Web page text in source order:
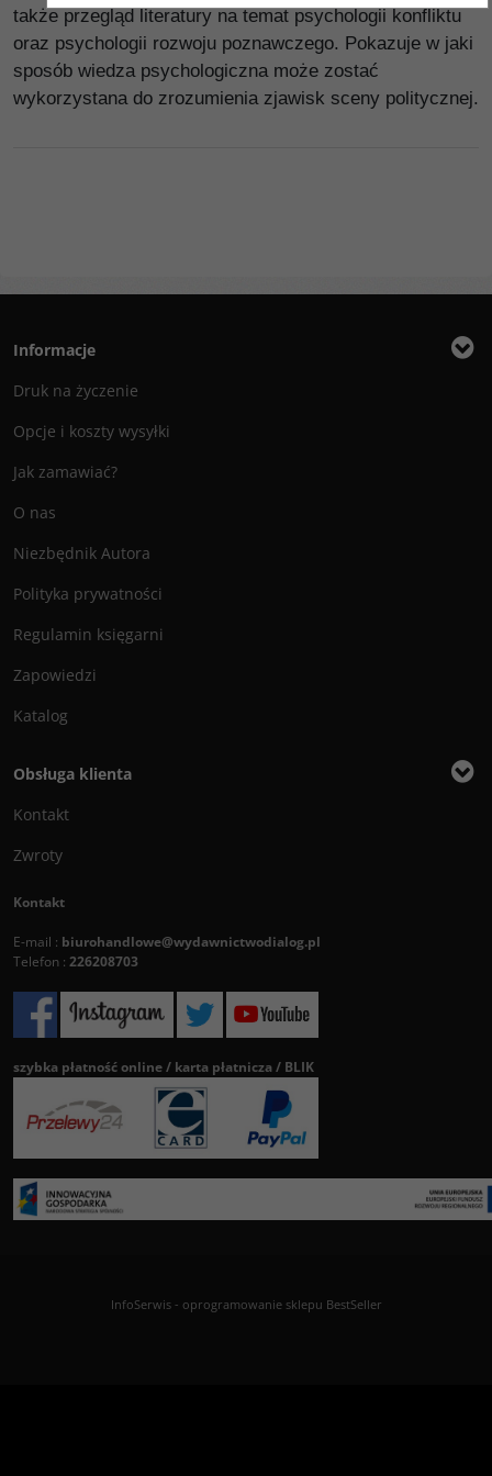
także przegląd literatury na temat psychologii konfliktu
oraz psychologii rozwoju poznawczego. Pokazuje w jaki
sposób wiedza psychologiczna może zostać
wykorzystana do zrozumienia zjawisk sceny politycznej.
Informacje
Druk na życzenie
Opcje i koszty wysyłki
Jak zamawiać?
O nas
Niezbędnik Autora
Polityka prywatności
Regulamin księgarni
Zapowiedzi
Katalog
Obsługa klienta
Kontakt
Zwroty
Kontakt
E-mail : biurohandlowe@wydawnictwodialog.pl
Telefon : 226208703
szybka płatność online / karta płatnicza / BLIK
InfoSerwis- oprogramowanie sklepu BestSeller